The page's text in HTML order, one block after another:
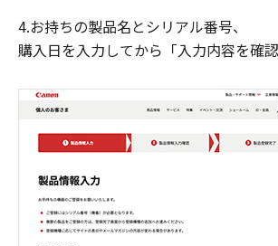
4.お持ちの製品名とシリアル番号、
購入日を入力してから「入力内容を確